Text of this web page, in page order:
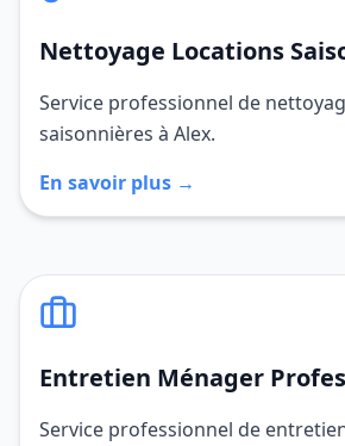
Nettoyage Locations
Service professionnel de
saisonnières à Alex.
En savoir plus →
Entretien Ménager
Service professionnel de